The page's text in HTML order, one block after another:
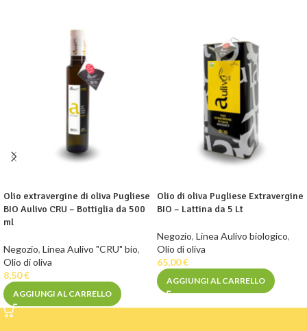
Olio extravergine di oliva Pugliese
BIO Aulivo CRU – Bottiglia da 500
ml
Negozio, Linea Aulivo "CRU" bio,
Olio di oliva
8,50€
AGGIUNGI AL CARRELLO
Olio di oliva Pugliese Extravergine
BIO – Lattina da 5 Lt
Negozio, Linea Aulivo biologico,
Olio di oliva
65,00€
AGGIUNGI AL CARRELLO